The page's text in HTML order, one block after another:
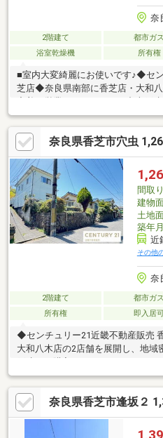
奈
2階建て 都市ガス
浴室乾燥機
所有権
■室内大変綺麗にお使いです♪◆セ
芝店◆奈良県南部に香芝店・大和
ームのご相談やお見積り、プラン
暮らしに合わせた住まいづくりを
リー21のネットワークと情報力を
ービスまで安心して進めていただ
◆住まいづくりに関することなら
◆
奈良県香芝市穴虫
間取り
建物
土地
築年月
近
その他
奈
2階建て 都市ガス
所有権
即入居
◆センチュリー21近畿不動産販売
大和八木店の2店舗を展開し、地域
ンニングにも対応し、ご入居後の
をサポートいたします。センチュ
を活かし、ご購入後のアフターサ
だけるようサポートいたします。
ら何でもお気軽にご相談ください◆
奈良県香芝市逢坂２